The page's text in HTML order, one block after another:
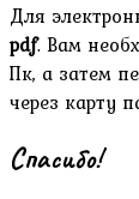
Для
pdf. Вам
Пк, а затем
через карту
Спасибо!